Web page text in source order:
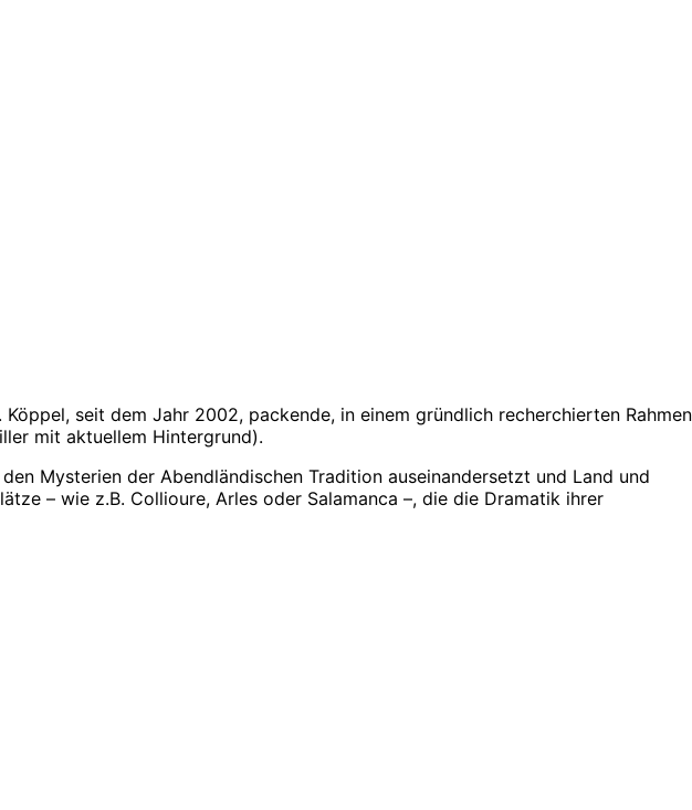
seit dem Jahr 2002, packende, in einem gründlich recherchierten Rahmen
mit aktuellem Hintergrund).
Mysterien der Abendländischen Tradition auseinandersetzt und Land und
– wie z.B. Collioure, Arles oder Salamanca –, die die Dramatik ihrer